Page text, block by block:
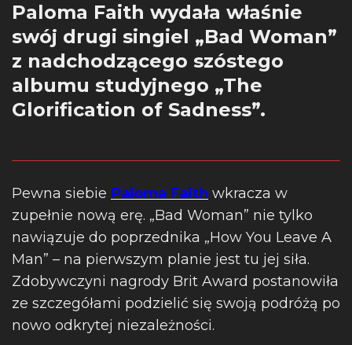
Paloma Faith wydała właśnie
swój drugi singiel „Bad Woman”
z nadchodzącego szóstego
albumu studyjnego „The
Glorification of Sadness”.
Pewna siebie Paloma Faith wkracza w
zupełnie nową erę. „Bad Woman” nie tylko
nawiązuje do poprzednika „How You Leave A
Man” – na pierwszym planie jest tu jej siła.
Zdobywczyni nagrody Brit Award postanowiła
ze szczegółami podzielić się swoją podróżą po
nowo odkrytej niezależności.